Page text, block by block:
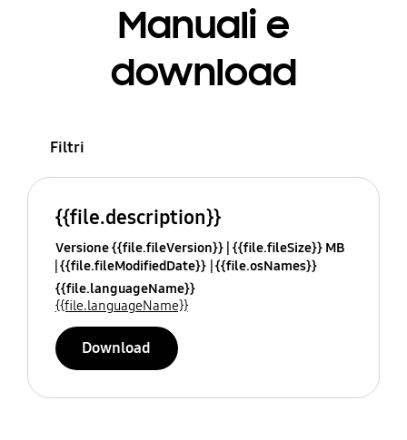
Manuali e
download
Filtri
{{file.description}}
Versione {{file.fileVersion}} {{file.fileSize}} MB
{{file.fileModifiedDate}} {{file.osNames}}
{{file.languageName}}
{{file.languageName}}
Download